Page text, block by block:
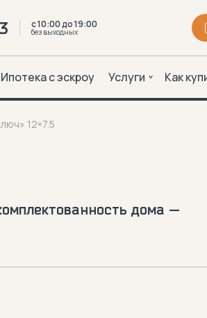
с 10:00 до 19:00
без выходных
Ипотека с эскроу Услуги Как
12×7.5
дома —